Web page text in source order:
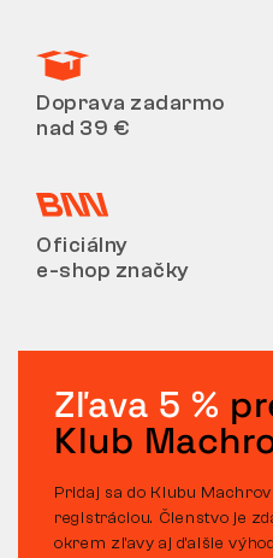
Doprava zadarmo
nad 39 €
Oficiálny
e-shop značky
Zľava 5 %
Klub
Pridaj sa do Klubu
registráciou. Členstvo je
okrem zľavy aj ďalšie